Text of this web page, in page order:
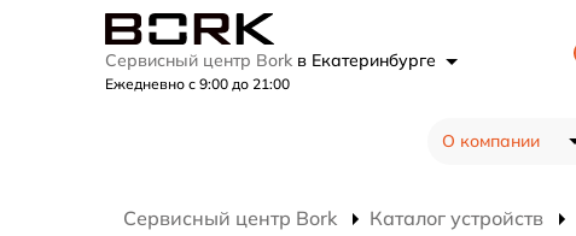
Сервисный центр Bork в Екатеринбурге
Ежедневно с 9:00 до 21:00
О компании
Сервисный центр Bork Каталог устройств